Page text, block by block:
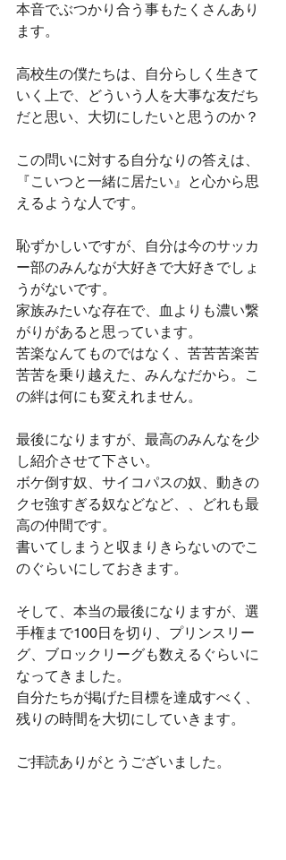
本音でぶつかり合う事もたくさんあり
ます。
高校生の僕たちは、自分らしく生きて
いく上で、どういう人を大事な友だち
だと思い、大切にしたいと思うのか？
この問いに対する自分なりの答えは、
『こいつと一緒に居たい』と心から思
えるような人です。
恥ずかしいですが、自分は今のサッカ
ー部のみんなが大好きで大好きでしょ
うがないです。
家族みたいな存在で、血よりも濃い繋
がりがあると思っています。
苦楽なんてものではなく、苦苦苦楽苦
苦苦を乗り越えた、みんなだから。こ
の絆は何にも変えれません。
最後になりますが、最高のみんなを少
し紹介させて下さい。
ボケ倒す奴、サイコパスの奴、動きの
クセ強すぎる奴などなど、、どれも最
高の仲間です。
書いてしまうと収まりきらないのでこ
のぐらいにしておきます。
そして、本当の最後になりますが、選
手権まで100日を切り、プリンスリー
グ、ブロックリーグも数えるぐらいに
なってきました。
自分たちが掲げた目標を達成すべく、
残りの時間を大切にしていきます。
ご拝読ありがとうございました。